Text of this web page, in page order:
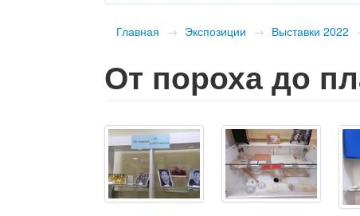
Главная → Экспозиции → Выставки 2022
От пороха до